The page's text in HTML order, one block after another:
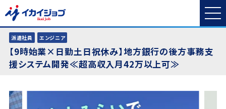
派遣社員 エンジニア
【9時始業×日勤土日祝休み】地方銀行の後方事務支
援システム開発≪超高収入月42万以上可≫